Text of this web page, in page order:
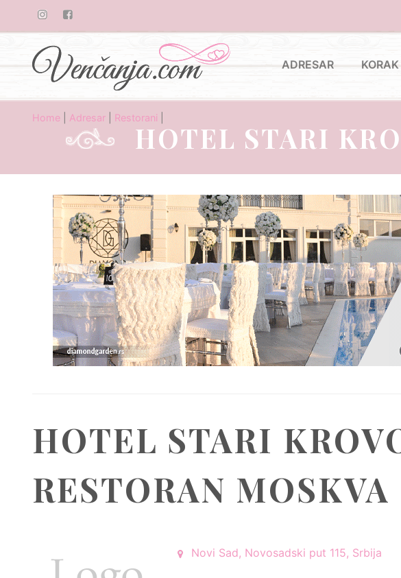
ADRESAR
Home Adresar Restorani
HOTEL STARI
HOTEL STARI
RESTORAN MOSKVA
Novi Sad, Novosadski put 115, Srbija